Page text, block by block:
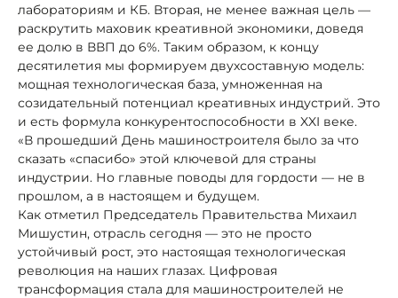
лабораториям и КБ. Вторая, не менее важная цель —
раскрутить маховик креативной экономики, доведя
ее долю в ВВП до 6%. Таким образом, к концу
десятилетия мы формируем двухсоставную модель:
мощная технологическая база, умноженная на
созидательный потенциал креативных индустрий. Это
и есть формула конкурентоспособности в XXI веке.
«В прошедший День машиностроителя было за что
сказать «спасибо» этой ключевой для страны
индустрии. Но главные поводы для гордости — не в
прошлом, а в настоящем и будущем.
Как отметил Председатель Правительства Михаил
Мишустин, отрасль сегодня — это не просто
устойчивый рост, это настоящая технологическая
революция на наших глазах. Цифровая
трансформация стала для машиностроителей не